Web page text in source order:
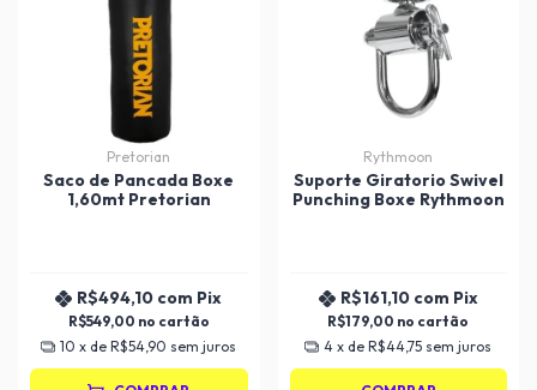
Pretorian
Saco de Pancada Boxe
1,60mt Pretorian
R$549,00
R$494,10 com Pix
10 x deR$54,90 sem juros
Rythmoon
Suporte Giratorio Swivel
Punching Boxe Rythmoon
R$179,00
R$161,10 com Pix
4 x deR$44,75 sem juros